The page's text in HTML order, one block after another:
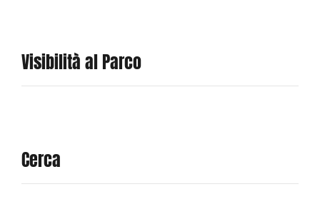
Visibilità al Parco
Cerca